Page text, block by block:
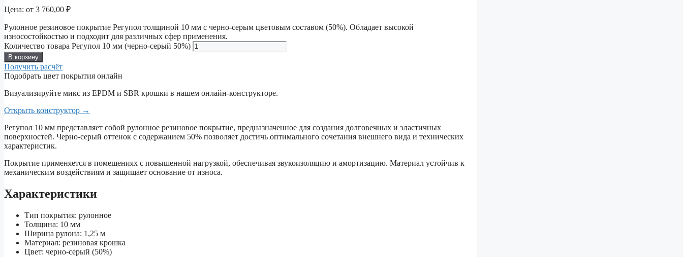
Цена: от 3 760,00 ₽
Рулонное резиновое покрытие Регупол толщиной 10 мм с черно-серым цветовым составом (50%). Обладает высокой
износостойкостью и подходит для различных сфер применения.
Количество товара Регупол 10 мм (черно-серый 50%)
В корзину
Получить расчёт
Подобрать цвет покрытия онлайн
Визуализируйте микс из EPDM и SBR крошки в нашем онлайн-конструкторе.
Открыть конструктор →
Регупол 10 мм представляет собой рулонное резиновое покрытие, предназначенное для создания долговечных и эластичных
поверхностей. Черно-серый оттенок с содержанием 50% позволяет достичь оптимального сочетания внешнего вида и технических
характеристик.
Покрытие применяется в помещениях с повышенной нагрузкой, обеспечивая звукоизоляцию и амортизацию. Материал устойчив к
механическим воздействиям и защищает основание от износа.
Характеристики
Тип покрытия: рулонное
Толщина: 10 мм
Ширина рулона: 1,25 м
Материал: резиновая крошка
Цвет: черно-серый (50%)